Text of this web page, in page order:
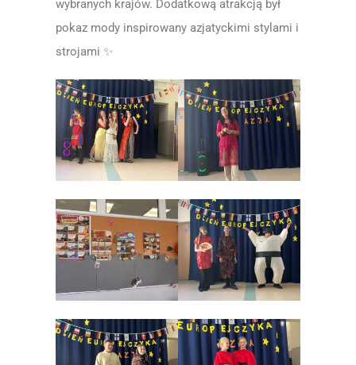
wybranych krajów. Dodatkową atrakcją był
pokaz mody inspirowany azjatyckimi stylami i
strojami ✨